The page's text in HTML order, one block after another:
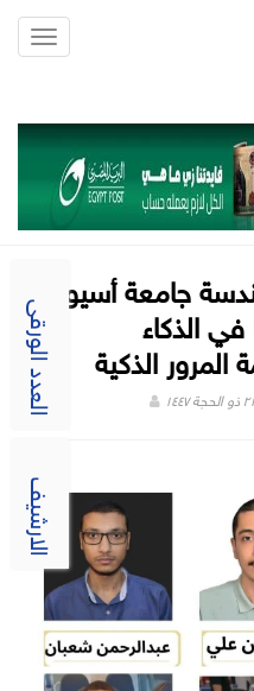
العدد الورقى
الارشيف
جامعة أسيوط
في الذكاء
الذكية